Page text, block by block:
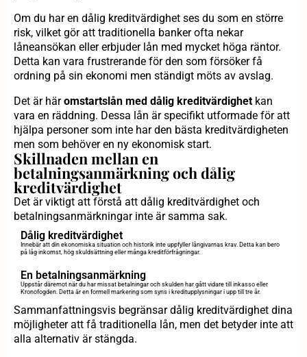
Om du har en dålig kreditvärdighet ses du som en större
risk, vilket gör att traditionella banker ofta nekar
låneansökan eller erbjuder lån med mycket höga räntor.
Detta kan vara frustrerande för den som försöker få
ordning på sin ekonomi men ständigt möts av avslag.
Det är häromstartslån med dålig kreditvärdighet kan
vara en räddning. Dessa lån är specifikt utformade för att
hjälpa personer som inte har den bästa kreditvärdigheten
men som behöver en ny ekonomisk start.
Skillnaden mellan en
betalningsanmärkning och dålig
kreditvärdighet
Det är viktigt att förstå att dålig kreditvärdighet och
betalningsanmärkningar inte är samma sak.
Dålig kreditvärdighet
Innebär att din ekonomiska situation och historik inte uppfyller långivarnas krav. Detta kan bero
på låg inkomst, hög skuldsättning eller många kreditförfrågningar.
En betalningsanmärkning
Uppstår däremot när du har missat betalningar och skulden har gått vidare till inkasso eller
Kronofogden. Detta är en formell markering som syns i kreditupplysningar i upp till tre år.
Sammanfattningsvis begränsar dålig kreditvärdighet dina
möjligheter att få traditionella lån, men det betyder inte att
alla alternativ är stängda.